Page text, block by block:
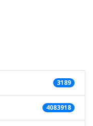
3189
4083918